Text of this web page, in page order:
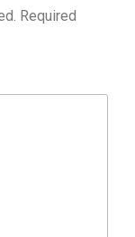
Required